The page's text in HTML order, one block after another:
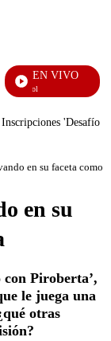
EN VIVO
Caracol
Inscripciones 'Desafío'
en su faceta como
en su
Piroberta’,
le juega una
otras